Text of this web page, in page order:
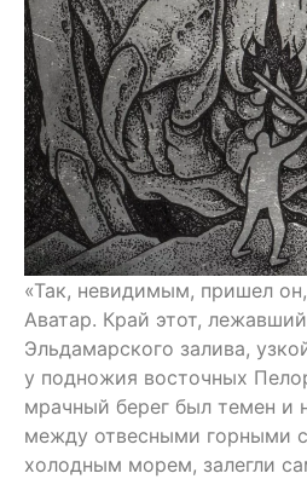
«Так, невидимым, пришел
Аватар. Край этот,
Эльдамарского залива,
у подножия восточных
мрачный берег был темен и
между отвесными горными
холодным морем, залегли